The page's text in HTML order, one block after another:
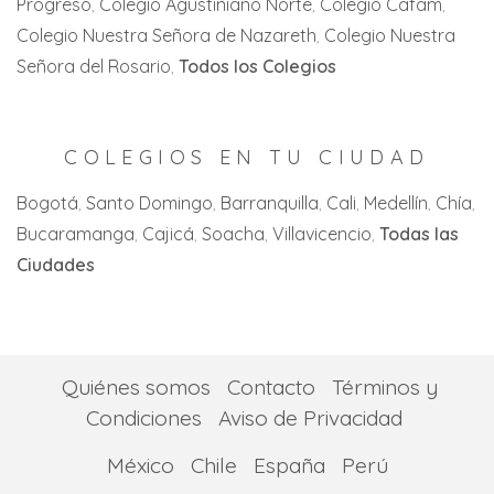
Jamundi
La Florida
La Victoria
Palmira
San Pedro
Progreso Colegio Agustiniano Norte Colegio Cafam
Colegio Nuestra Señora de Nazareth Colegio Nuestra
Señora del Rosario Todos los Colegios
COLEGIOS EN TU CIUDAD
Bogotá Santo Domingo Barranquilla Cali Medellín Chía
Bucaramanga Cajicá Soacha Villavicencio Todas las
Ciudades
Quiénes somos Contacto
Términos y
Condiciones
Aviso de Privacidad
México
Chile España Perú